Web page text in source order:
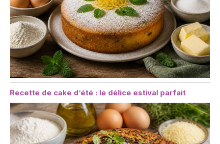
Recette de cake d’été : le délice estival parfait